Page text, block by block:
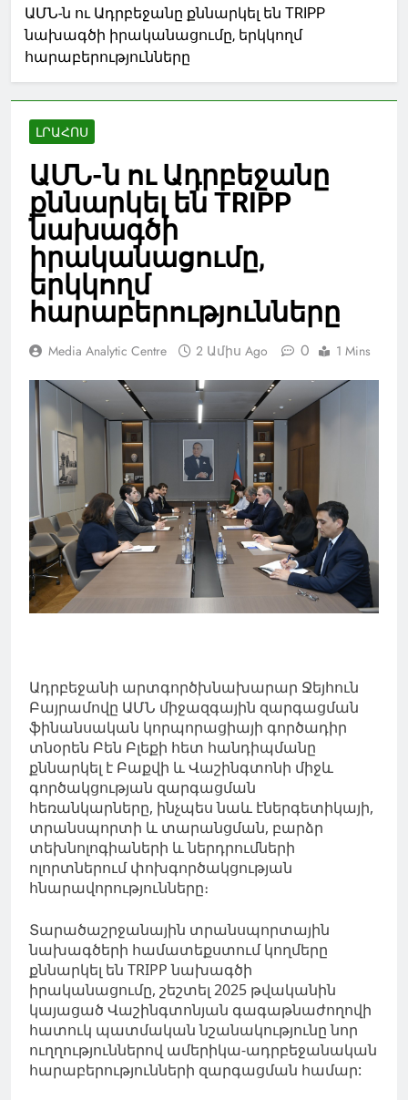
ԱՄՆ-ն ու Ադրբեջանը քննարկել են TRIPP
նախագծի իրականացումը, երկկողմ
հարաբերությունները
ԼՐԱՀՈՍ
ԱՄՆ-ն ու Ադրբեջանը
քննարկել են TRIPP
նախագծի
իրականացումը,
երկկողմ
հարաբերությունները
Media Analytic Centre 2 Ամիս Ago 0 1 Mins
Ադրբեջանի արտգործխնախարար Ջեյհուն
Բայրամովը ԱՄՆ միջազգային զարգացման
ֆինանսական կորպորացիայի գործադիր
տնօրեն Բեն Բլեքի հետ հանդիպմանը
քննարկել է Բաքվի և Վաշինգտոնի միջև
գործակցության զարգացման
հեռանկարները, ինչպես նաև էներգետիկայի,
տրանսպորտի և տարանցման, բարձր
տեխնոլոգիաների և ներդրումների
ոլորտներում փոխգործակցության
հնարավորությունները։
Տարածաշրջանային տրանսպորտային
նախագծերի համատեքստում կողմերը
քննարկել են TRIPP նախագծի
իրականացումը, շեշտել 2025 թվականին
կայացած Վաշինգտոնյան գագաթնաժողովի
հատուկ պատմական նշանակությունը նոր
ուղղություններով ամերիկա-ադրբեջանական
հարաբերությունների զարգացման համար: